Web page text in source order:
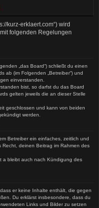
kurz-erklaert.com“) wird
folgenden Regelungen
„das Board“) schließt du einen
ab (im Folgenden „Betreiber“) und
einverstanden.
bist, so darfst du das Board
gelten jeweils die an dieser Stelle
geschlossen und kann von beiden
werden.
Betreiber ein einfaches, zeitlich und
deinen Beitrag im Rahmen des
a bleibt auch nach Kündigung des
er keine Inhalte enthält, die gegen
Du erklärst insbesondere, dass du
Links und Bilder zu setzen